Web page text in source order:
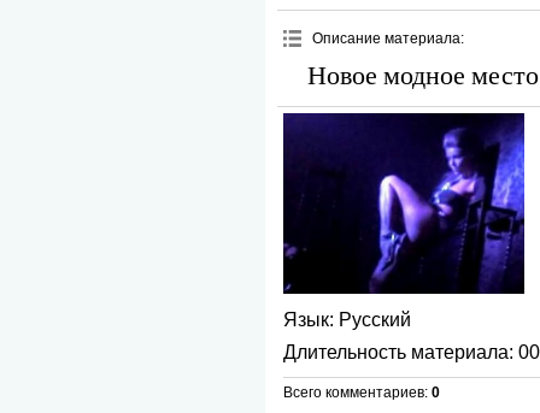
Описание материала:
Новое модное
Язык: Русский
Длительность материала:
Всего комментариев: 0